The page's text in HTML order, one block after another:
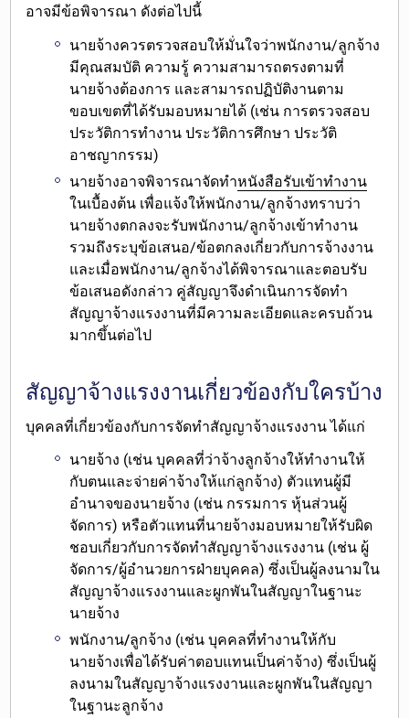
อาจมีข้อพิจารณา ดังต่อไปนี้
นายจ้างควรตรวจสอบให้มั่นใจว่าพนักงาน/ลูกจ้าง
มีคุณสมบัติ ความรู้ ความสามารถตรงตามที่
นายจ้างต้องการ และสามารถปฏิบัติงานตาม
ขอบเขตที่ได้รับมอบหมายได้ (เช่น การตรวจสอบ
ประวัติการทำงาน ประวัติการศึกษา ประวัติ
อาชญากรรม)
นายจ้างอาจพิจารณาจัดทำหนังสือรับเข้าทำงาน
ในเบื้องต้น เพื่อแจ้งให้พนักงาน/ลูกจ้างทราบว่า
นายจ้างตกลงจะรับพนักงาน/ลูกจ้างเข้าทำงาน
รวมถึงระบุข้อเสนอ/ข้อตกลงเกี่ยวกับการจ้างงาน
และเมื่อพนักงาน/ลูกจ้างได้พิจารณาและตอบรับ
ข้อเสนอดังกล่าว คู่สัญญาจึงดำเนินการจัดทำ
สัญญาจ้างแรงงานที่มีความละเอียดและครบถ้วน
มากขึ้นต่อไป
สัญญาจ้างแรงงานเกี่ยวข้องกับใครบ้าง
บุคคลที่เกี่ยวข้องกับการจัดทำสัญญาจ้างแรงงาน ได้แก่
นายจ้าง (เช่น บุคคลที่ว่าจ้างลูกจ้างให้ทำงานให้
กับตนและจ่ายค่าจ้างให้แก่ลูกจ้าง) ตัวแทนผู้มี
อำนาจของนายจ้าง (เช่น กรรมการ หุ้นส่วนผู้
จัดการ) หรือตัวแทนที่นายจ้างมอบหมายให้รับผิด
ชอบเกี่ยวกับการจัดทำสัญญาจ้างแรงงาน (เช่น ผู้
จัดการ/ผู้อำนวยการฝ่ายบุคคล) ซึ่งเป็นผู้ลงนามใน
สัญญาจ้างแรงงานและผูกพันในสัญญาในฐานะ
นายจ้าง
พนักงาน/ลูกจ้าง (เช่น บุคคลที่ทำงานให้กับ
นายจ้างเพื่อได้รับค่าตอบแทนเป็นค่าจ้าง) ซึ่งเป็นผู้
ลงนามในสัญญาจ้างแรงงานและผูกพันในสัญญา
ในฐานะลูกจ้าง